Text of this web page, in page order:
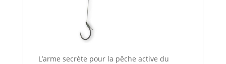
L’arme secrète pour la pêche active du